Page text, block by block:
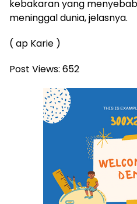
kebakaran yang
meninggal dunia, jelasnya.
( ap Karie )
Post Views: 652